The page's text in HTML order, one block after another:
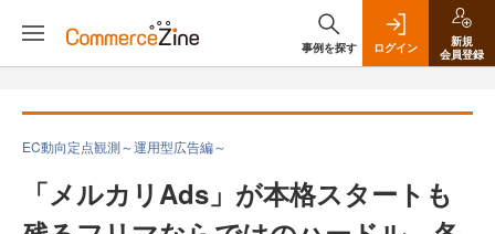
事例を探す ログイン
新規
会員登録
EC動向定点観測～運用型広告編～
「メルカリAds」が本格スタートも